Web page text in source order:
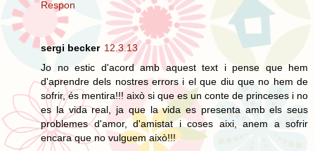
Respon
sergi becker 12.3.13
Jo no estic d'acord amb aquest text i pense que hem
d'aprendre dels nostres errors i el que diu que no hem de
sofrir, és mentira!!! això si que es un conte de princeses i no
es la vida real, ja que la vida es presenta amb els seus
problemes d'amor, d'amistat i coses aixi, anem a sofrir
encara que no vulguem això!!!